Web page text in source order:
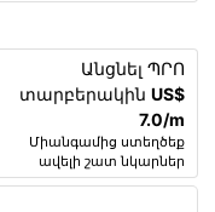
Անցնել ՊՐՈ
տարբերակին US$
7.0/m
Միանգամից ստեղծեք
ավելի շատ նկարներ